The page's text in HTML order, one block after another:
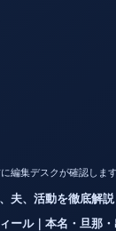
編集デスクが確認します
夫、活動を徹底解説
ール｜本名・旦那